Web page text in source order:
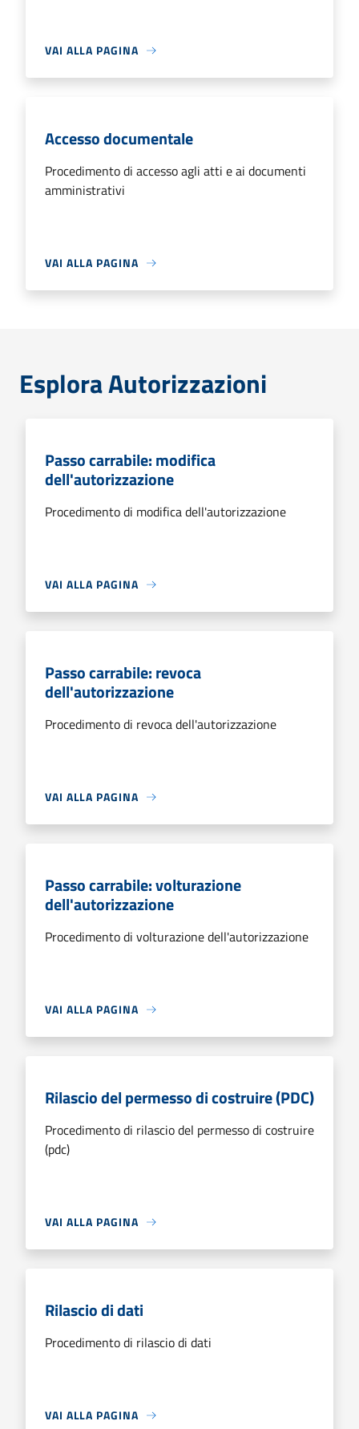
VAI ALLA PAGINA
Accesso documentale
Procedimento di accesso agli atti e ai documenti
amministrativi
VAI ALLA PAGINA
Esplora Autorizzazioni
Passo carrabile: modifica
dell'autorizzazione
Procedimento di modifica dell'autorizzazione
VAI ALLA PAGINA
Passo carrabile: revoca
dell'autorizzazione
Procedimento di revoca dell'autorizzazione
VAI ALLA PAGINA
Passo carrabile: volturazione
dell'autorizzazione
Procedimento di volturazione dell'autorizzazione
VAI ALLA PAGINA
Rilascio del permesso di costruire (PDC)
Procedimento di rilascio del permesso di costruire
(pdc)
VAI ALLA PAGINA
Rilascio di dati
Procedimento di rilascio di dati
VAI ALLA PAGINA